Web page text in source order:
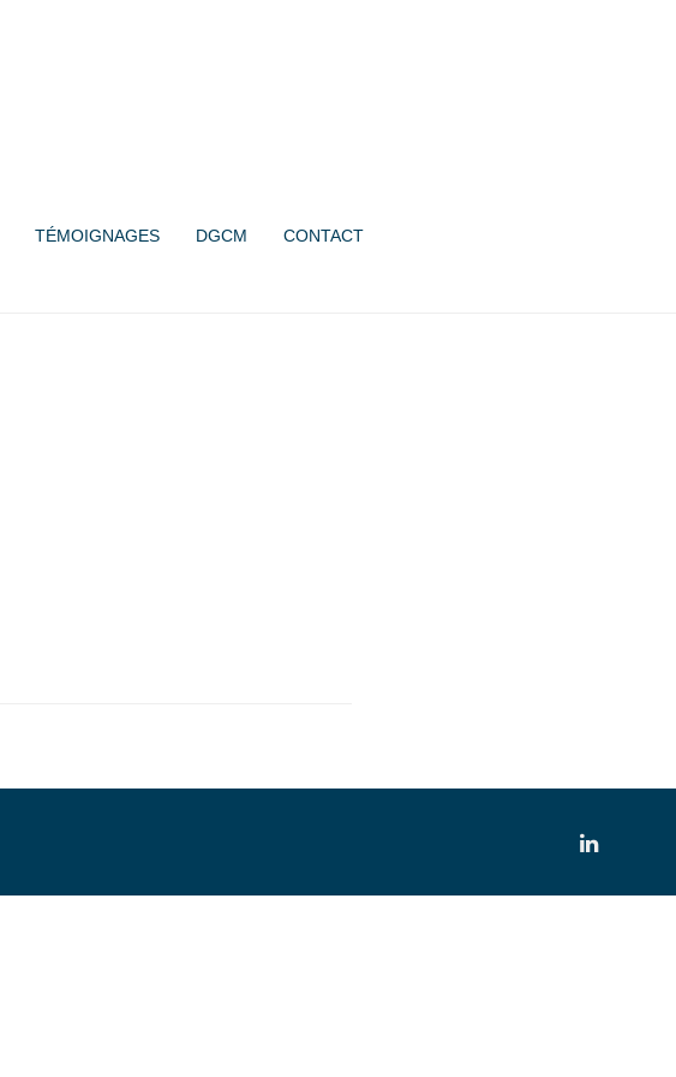
TÉMOIGNAGES DGCM CONTACT